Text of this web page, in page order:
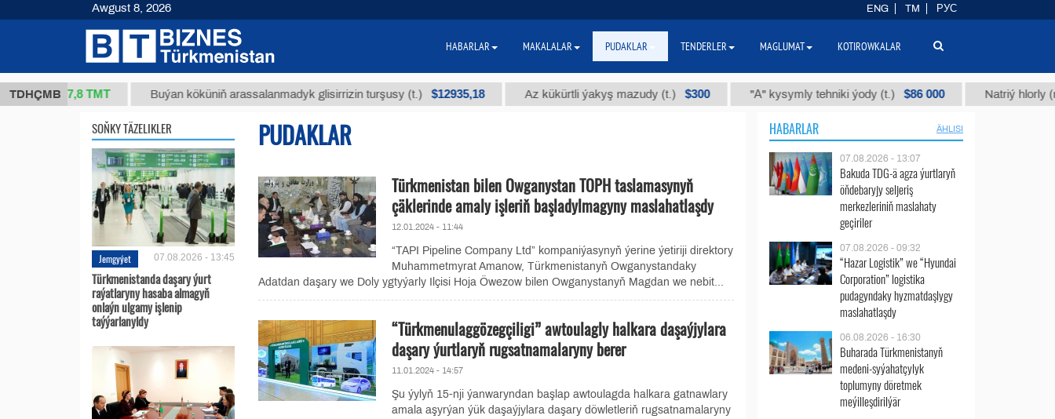
TDHÇMB
37,8 ТМТ Buýan köküniň arassalanmadyk glisirrizin turşusy (t.) $12935,18 Az kükürtli ýakyş mazudy (t.) $300 "А" kysymly tehniki ýody (t.) $86 000 Natriý hlorly
SOŇKY TÄZELIKLER
Jemgyýet 07.08.2026 - 13:45
Türkmenistanda daşary ýurt
raýatlaryny hasaba almagyň
onlaýn ulgamy işlenip
taýýarlanyldy
PUDAKLAR
Türkmenistan bilen Owganystan TOPH taslamasynyň
çäklerinde amaly işleriň başladylmagyny maslahatlaşdy
12.01.2024 - 11:44
“TAPI Pipeline Company Ltd” kompaniýasynyň ýerine ýetiriji direktory
Muhammetmyrat Amanow, Türkmenistanyň Owganystandaky
Adatdan daşary we Doly ygtyýarly Ilçisi Hoja Öwezow bilen Owganystanyň Magdan we nebit...
“Türkmenulaggözegçiligi” awtoulagly halkara daşaýjylara
daşary ýurtlaryň rugsatnamalaryny berer
11.01.2024 - 14:57
Şu ýylyň 15-nji ýanwaryndan başlap awtoulagda halkara gatnawlary
amala aşyrýan ýük daşaýjylara daşary döwletleriň rugsatnamalaryny
HABARLAR ÄHLISI
07.08.2026 - 13:07
Bakuda TDG-ä agza ýurtlaryň
öňdebaryjy seljeriş
merkezleriniň maslahaty
geçiriler
07.08.2026 - 09:32
“Hazar Logistik” we “Hyundai
Corporation” logistika
pudagyndaky hyzmatdaşlygy
maslahatlaşdy
06.08.2026 - 16:30
Buharada Türkmenistanyň
medeni-syýahatçylyk
toplumyny döretmek
meýilleşdirilýär
Awgust 8, 2026 ENG TM РУС
HABARLAR MAKALALAR PUDAKLAR TENDERLER MAGLUMAT KOTIROWKALAR